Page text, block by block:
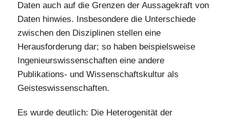
Daten auch auf die Grenzen der Aussagekraft von
Daten hinwies. Insbesondere die Unterschiede
zwischen den Disziplinen stellen eine
Herausforderung dar; so haben beispielsweise
Ingenieurswissenschaften eine andere
Publikations- und Wissenschaftskultur als
Geisteswissenschaften.
Es wurde deutlich: Die Heterogenität der